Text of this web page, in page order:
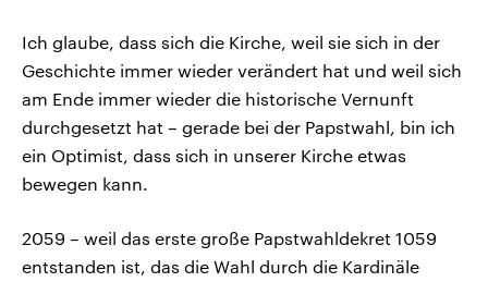
Ich glaube, dass sich die Kirche, weil sie sich in der
Geschichte immer wieder verändert hat und weil sich
am Ende immer wieder die historische Vernunft
durchgesetzt hat – gerade bei der Papstwahl, bin ich
ein Optimist, dass sich in unserer Kirche etwas
bewegen kann.
2059 – weil das erste große Papstwahldekret 1059
entstanden ist, das die Wahl durch die Kardinäle